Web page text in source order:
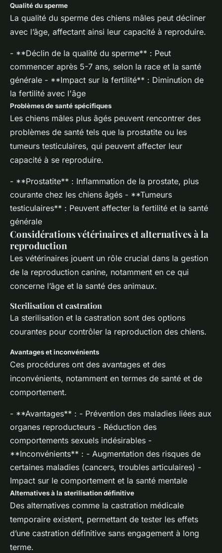
Qualité du sperme
La qualité du sperme des chiens mâles peut décliner
avec l’âge, affectant ainsi leur capacité à reproduire.
- **Déclin de la qualité du sperme** : Peut
commencer après 5-7 ans, selon la race et la santé
générale - **Impact sur la fertilité** : Diminution de
la fertilité avec l'âge
Problèmes de santé spécifiques
Les chiens mâles plus âgés peuvent rencontrer des
problèmes de santé tels que la prostatite ou les
tumeurs testiculaires, qui peuvent affecter leur
capacité à se reproduire.
- **Prostatite** : Inflammation de la prostate, plus
courante chez les chiens âgés - **Tumeurs
testiculaires** : Peuvent affecter la fertilité et la santé
générale
Considérations vétérinaires et alternatives à la
reproduction
Les vétérinaires jouent un rôle crucial dans la gestion
de la reproduction canine, notamment en ce qui
concerne l’âge et la santé des animaux.
Sterilisation et castration
La sterilisation et la castration sont des options
courantes pour contrôler la reproduction des chiens.
Avantages et inconvénients
Ces procédures ont des avantages et des
inconvénients, notamment en termes de santé et de
comportement.
- **Avantages** : - Prévention des maladies liées aux
organes reproducteurs - Réduction des
comportements sexuels indésirables -
**Inconvénients** : - Augmentation des risques de
certaines maladies (cancers, troubles articulaires) -
Impact sur le comportement et la santé mentale
Alternatives à la sterilisation définitive
Des alternatives comme la castration médicale
temporaire existent, permettant de tester les effets
d’une castration définitive sans engagement à long
terme.